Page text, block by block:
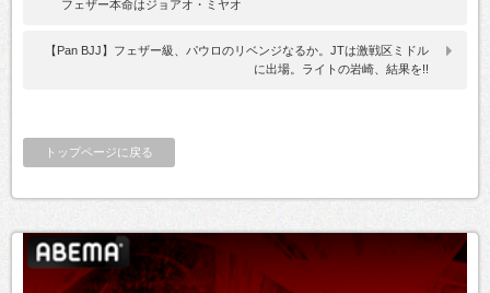
フェザー本命はジョアオ・ミヤオ
【Pan BJJ】フェザー級、パウロのリベンジなるか。JTは激戦区ミドル
に出場。ライトの岩崎、結果を!!
トップページに戻る